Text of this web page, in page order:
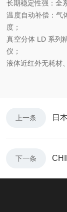
长期稳定性强 ：全
温度自动补偿：气
度；
真空分体 LD 系列
仪；
液体近红外无耗材
上一条
下一条